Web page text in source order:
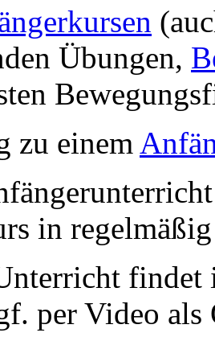
Übungen,
zu einem
in
findet
per Video